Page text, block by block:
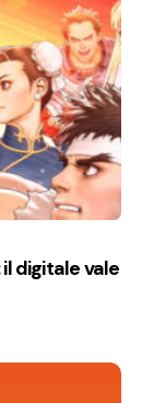
digitale vale